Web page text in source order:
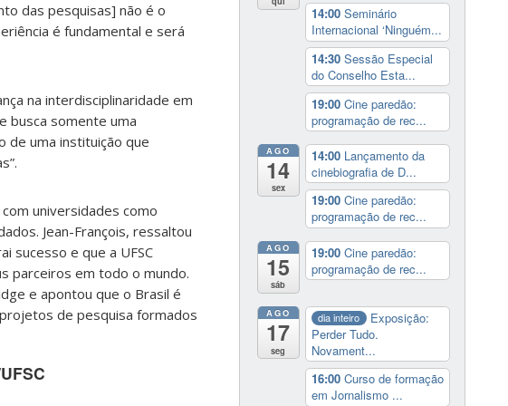
das pesquisas] não é o
é fundamental e será
na interdisciplinaridade em
busca somente uma
de uma instituição que
universidades como
Jean-François, ressaltou
sucesso e que a UFSC
parceiros em todo o mundo.
e apontou que o Brasil é
de pesquisa formados
14:00 Seminário
Internacional ‘Ninguém...
14:30 Sessão Especial
do Conselho Esta...
19:00 Cine paredão:
programação de rec...
AGO
14
sex
14:00 Lançamento da
cinebiografia de D...
19:00 Cine paredão:
programação de rec...
AGO
15
sáb
19:00 Cine paredão:
programação de rec...
AGO
17
seg
dia inteiro
Exposição:
Perder Tudo.
Novament...
16:00 Curso de formação
em Jornalismo ...